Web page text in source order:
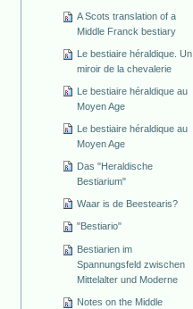
A Scots translation of a
Middle Franck bestiary
Le bestiaire héraldique. Un
miroir de la chevalerie
Le bestiaire héraldique au
Moyen Age
Le bestiaire héraldique au
Moyen Age
Das "Heraldische
Bestiarium"
Waar is de Beestearis?
"Bestiario"
Bestiarien im
Spannungsfeld zwischen
Mittelalter und Moderne
Notes on the Middle